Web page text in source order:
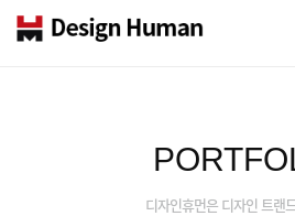
디자인휴먼은 디자인 트랜